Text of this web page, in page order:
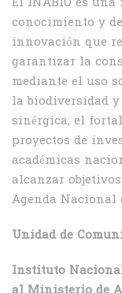
El INABIO es
conocimiento y
innovación que
garantizar la
mediante el uso
la biodiversidad y
sinérgica, el
proyectos de
académicas
alcanzar
Agenda Nacional
Unidad de
Instituto